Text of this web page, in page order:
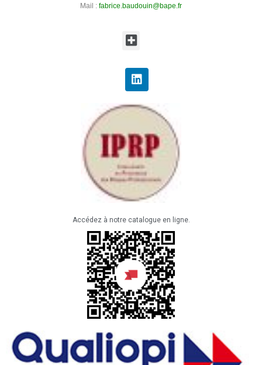
Mail : fabrice.baudouin@bape.fr
Accédez à notre catalogue en ligne.